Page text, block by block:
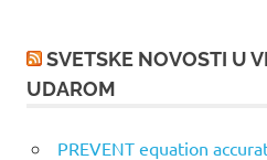
SVETSKE NOVOSTI U
UDAROM
PREVENT equation